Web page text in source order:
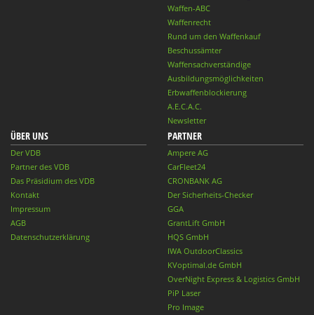
Waffen-ABC
Waffenrecht
Rund um den Waffenkauf
Beschussämter
Waffensachverständige
Ausbildungsmöglichkeiten
Erbwaffenblockierung
A.E.C.A.C.
Newsletter
ÜBER UNS
Der VDB
Partner des VDB
Das Präsidium des VDB
Kontakt
Impressum
AGB
Datenschutzerklärung
PARTNER
Ampere AG
CarFleet24
CRONBANK AG
Der Sicherheits-Checker
GGA
GrantLift GmbH
HQS GmbH
IWA OutdoorClassics
KVoptimal.de GmbH
OverNight Express & Logistics GmbH
PiP Laser
Pro Image